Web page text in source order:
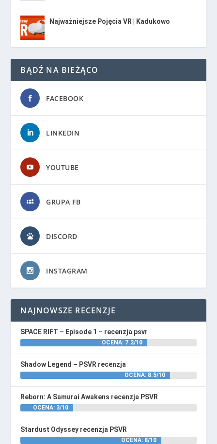
Najważniejsze Pojęcia VR | Kadukowo
BĄDŹ NA BIEŻĄCO
FACEBOOK
LINKEDIN
YOUTUBE
GRUPA FB
DISCORD
INSTAGRAM
NAJNOWSZE RECENZJE
SPACE RIFT – Episode 1 – recenzja psvr
OCENA: 7.2/10
Shadow Legend – PSVR recenzja
OCENA: 8.5/10
Reborn: A Samurai Awakens recenzja PSVR
OCENA: 3/10
Stardust Odyssey recenzja PSVR
OCENA: 8/10